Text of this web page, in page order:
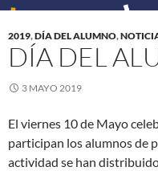
2019,DÍA DEL ALUMNO,
DÍA DEL
3 MAYO 2019
El viernes 10 de Mayo
participan los alumnos de
actividad se han